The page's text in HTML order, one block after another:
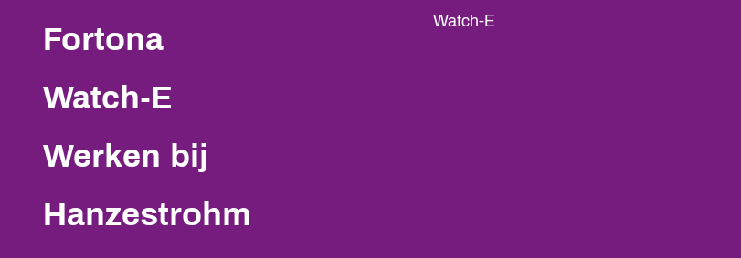
Fortona
Watch-E
Werken bij
Hanzestrohm
Watch-E